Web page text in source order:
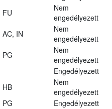
FU
Nem
engedélyezett
AC, IN
Nem
engedélyezett
PG
Nem
engedélyezett
Engedélyezett
HB
Nem
engedélyezett
PG Engedélyezett